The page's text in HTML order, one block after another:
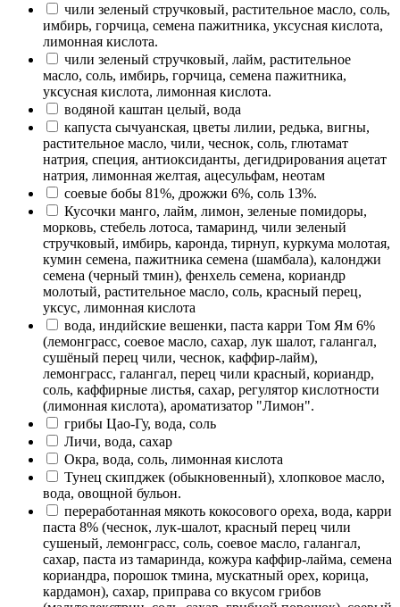
чили зеленый стручковый, растительное масло, соль,
имбирь, горчица, семена пажитника, уксусная кислота,
лимонная кислота.
чили зеленый стручковый, лайм, растительное
масло, соль, имбирь, горчица, семена пажитника,
уксусная кислота, лимонная кислота.
водяной каштан целый, вода
капуста сычуанская, цветы лилии, редька, вигны,
растительное масло, чили, чеснок, соль, глютамат
натрия, специя, антиоксиданты, дегидрирования ацетат
натрия, лимонная желтая, ацесульфам, неотам
соевые бобы 81%, дрожжи 6%, соль 13%.
Кусочки манго, лайм, лимон, зеленые помидоры,
морковь, стебель лотоса, тамаринд, чили зеленый
стручковый, имбирь, каронда, тирнуп, куркума молотая,
кумин семена, пажитника семена (шамбала), калонджи
семена (черный тмин), фенхель семена, кориандр
молотый, растительное масло, соль, красный перец,
уксус, лимонная кислота
вода, индийские вешенки, паста карри Том Ям 6%
(лемонграсс, соевое масло, сахар, лук шалот, галангал,
сушёный перец чили, чеснок, каффир-лайм),
лемонграсс, галангал, перец чили красный, кориандр,
соль, каффирные листья, сахар, регулятор кислотности
(лимонная кислота), ароматизатор "Лимон".
грибы Цао-Гу, вода, соль
Личи, вода, сахар
Окра, вода, соль, лимонная кислота
Тунец скипджек (обыкновенный), хлопковое масло,
вода, овощной бульон.
переработанная мякоть кокосового ореха, вода, карри
паста 8% (чеснок, лук-шалот, красный перец чили
сушеный, лемонграсс, соль, соевое масло, галангал,
сахар, паста из тамаринда, кожура каффир-лайма, семена
кориандра, порошок тмина, мускатный орех, корица,
кардамон), сахар, приправа со вкусом грибов